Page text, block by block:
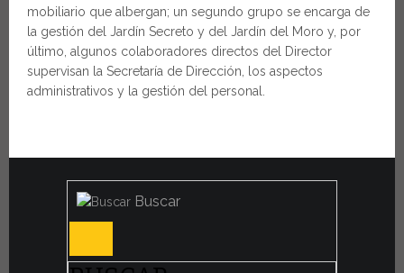
mobiliario que albergan; un segundo grupo se encarga de
la gestión del Jardín Secreto y del Jardín del Moro y, por
último, algunos colaboradores directos del Director
supervisan la Secretaría de Dirección, los aspectos
administrativos y la gestión del personal.
Buscar